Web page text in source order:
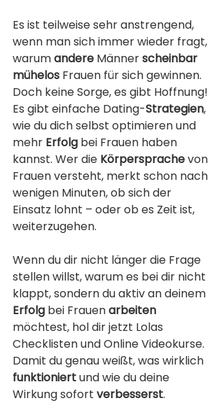
Es ist teilweise sehr anstrengend,
wenn man sich immer wieder fragt,
warum andere Männer scheinbar
mühelos Frauen für sich gewinnen.
Doch keine Sorge, es gibt Hoffnung!
Es gibt einfache Dating-Strategien,
wie du dich selbst optimieren und
mehr Erfolg bei Frauen haben
kannst. Wer die Körpersprache von
Frauen versteht, merkt schon nach
wenigen Minuten, ob sich der
Einsatz lohnt – oder ob es Zeit ist,
weiterzugehen.
Wenn du dir nicht länger die Frage
stellen willst, warum es bei dir nicht
klappt, sondern du aktiv an deinem
Erfolg bei Frauen arbeiten
möchtest, hol dir jetzt Lolas
Checklisten und Online Videokurse.
Damit du genau weißt, was wirklich
funktioniert und wie du deine
Wirkung sofort verbesserst.